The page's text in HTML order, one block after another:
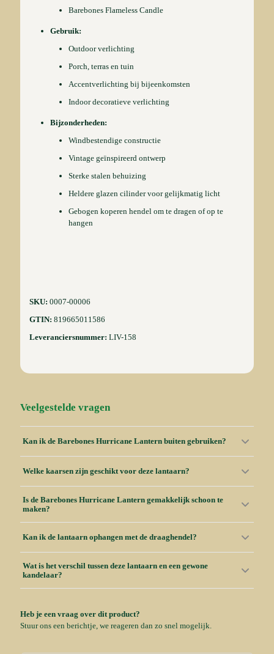
Barebones Flameless Candle
Gebruik:
Outdoor verlichting
Porch, terras en tuin
Accentverlichting bij bijeenkomsten
Indoor decoratieve verlichting
Bijzonderheden:
Windbestendige constructie
Vintage geïnspireerd ontwerp
Sterke stalen behuizing
Heldere glazen cilinder voor gelijkmatig licht
Gebogen koperen hendel om te dragen of op te
hangen
SKU: 0007-00006
GTIN: 819665011586
Leveranciersnummer: LIV-158
Veelgestelde vragen
Kan ik de Barebones Hurricane Lantern buiten gebruiken?
Welke kaarsen zijn geschikt voor deze lantaarn?
Is de Barebones Hurricane Lantern gemakkelijk schoon te
maken?
Kan ik de lantaarn ophangen met de draaghendel?
Wat is het verschil tussen deze lantaarn en een gewone
kandelaar?
Heb je een vraag over dit product?
Stuur ons een berichtje, we reageren dan zo snel mogelijk.